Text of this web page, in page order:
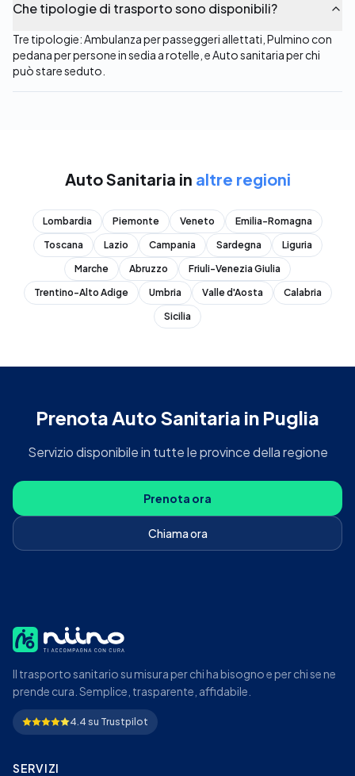
Che tipologie di trasporto sono disponibili?
Tre tipologie: Ambulanza per passeggeri allettati, Pulmino con
pedana per persone in sedia a rotelle, e Auto sanitaria per chi
può stare seduto.
Auto Sanitaria in altre regioni
Lombardia Piemonte Veneto
Emilia-Romagna
Toscana
Lazio Campania Sardegna
Liguria
Marche
Abruzzo
Friuli-Venezia Giulia
Trentino-Alto Adige
Umbria Valle d'Aosta
Calabria
Sicilia
PrenotaAuto Sanitaria in Puglia
Servizio disponibile in tutte le province della regione
Prenota ora
Chiama ora
Il trasporto sanitario su misura per chi ha bisogno e per chi se ne
prende cura. Semplice, trasparente, affidabile.
4.4 su Trustpilot
SERVIZI